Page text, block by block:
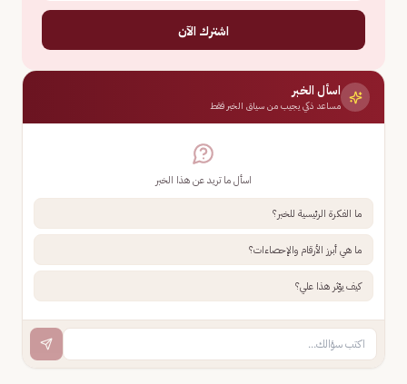
اشترك الآن
اسأل الخبر
مساعد ذكي يجيب من سياق الخبر فقط
اسأل ما تريد عن هذا الخبر
ما الفكرة الرئيسية للخبر؟
ما هي أبرز الأرقام والإحصاءات؟
كيف يؤثر هذا علي؟